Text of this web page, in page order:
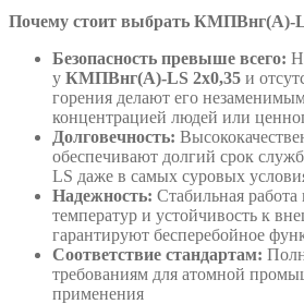
Почему стоит выбрать КМПВнг(А)-
Безопасность превыше всего:
у КМПВнг(А)-LS 2х0,35 и
горения делают его
концентрацией людей или
Долговечность:
обеспечивают долгий срок
LS даже в самых суровых
Надежность: Стабильная
температур и устойчивость к
гарантируют бесперебойное
Соответствие стандартам:
требованиям для атомной
применения